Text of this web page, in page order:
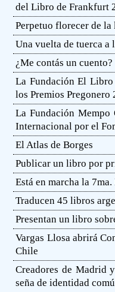
del Libro de Frankfurt
Perpetuo florecer de
Una vuelta de tuerca a
¿Me contás un cuento?
La Fundación El
los Premios Pregonero
La Fundación
Internacional por el
El Atlas de Borges
Publicar un libro por
Está en marcha la
Traducen 45 libros
Presentan un libro
Vargas Llosa abrirá
Chile
Creadores de Madrid
seña de identidad